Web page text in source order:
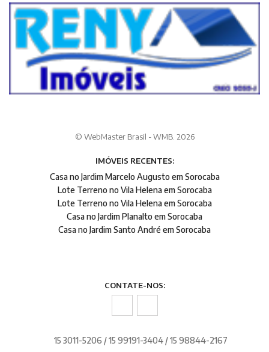
© WebMaster Brasil - WMB. 2026
IMÓVEIS RECENTES:
Casa no Jardim Marcelo Augusto em Sorocaba
Lote Terreno no Vila Helena em Sorocaba
Lote Terreno no Vila Helena em Sorocaba
Casa no Jardim Planalto em Sorocaba
Casa no Jardim Santo André em Sorocaba
CONTATE-NOS:
15 3011-5206 / 15 99191-3404 / 15 98844-2167